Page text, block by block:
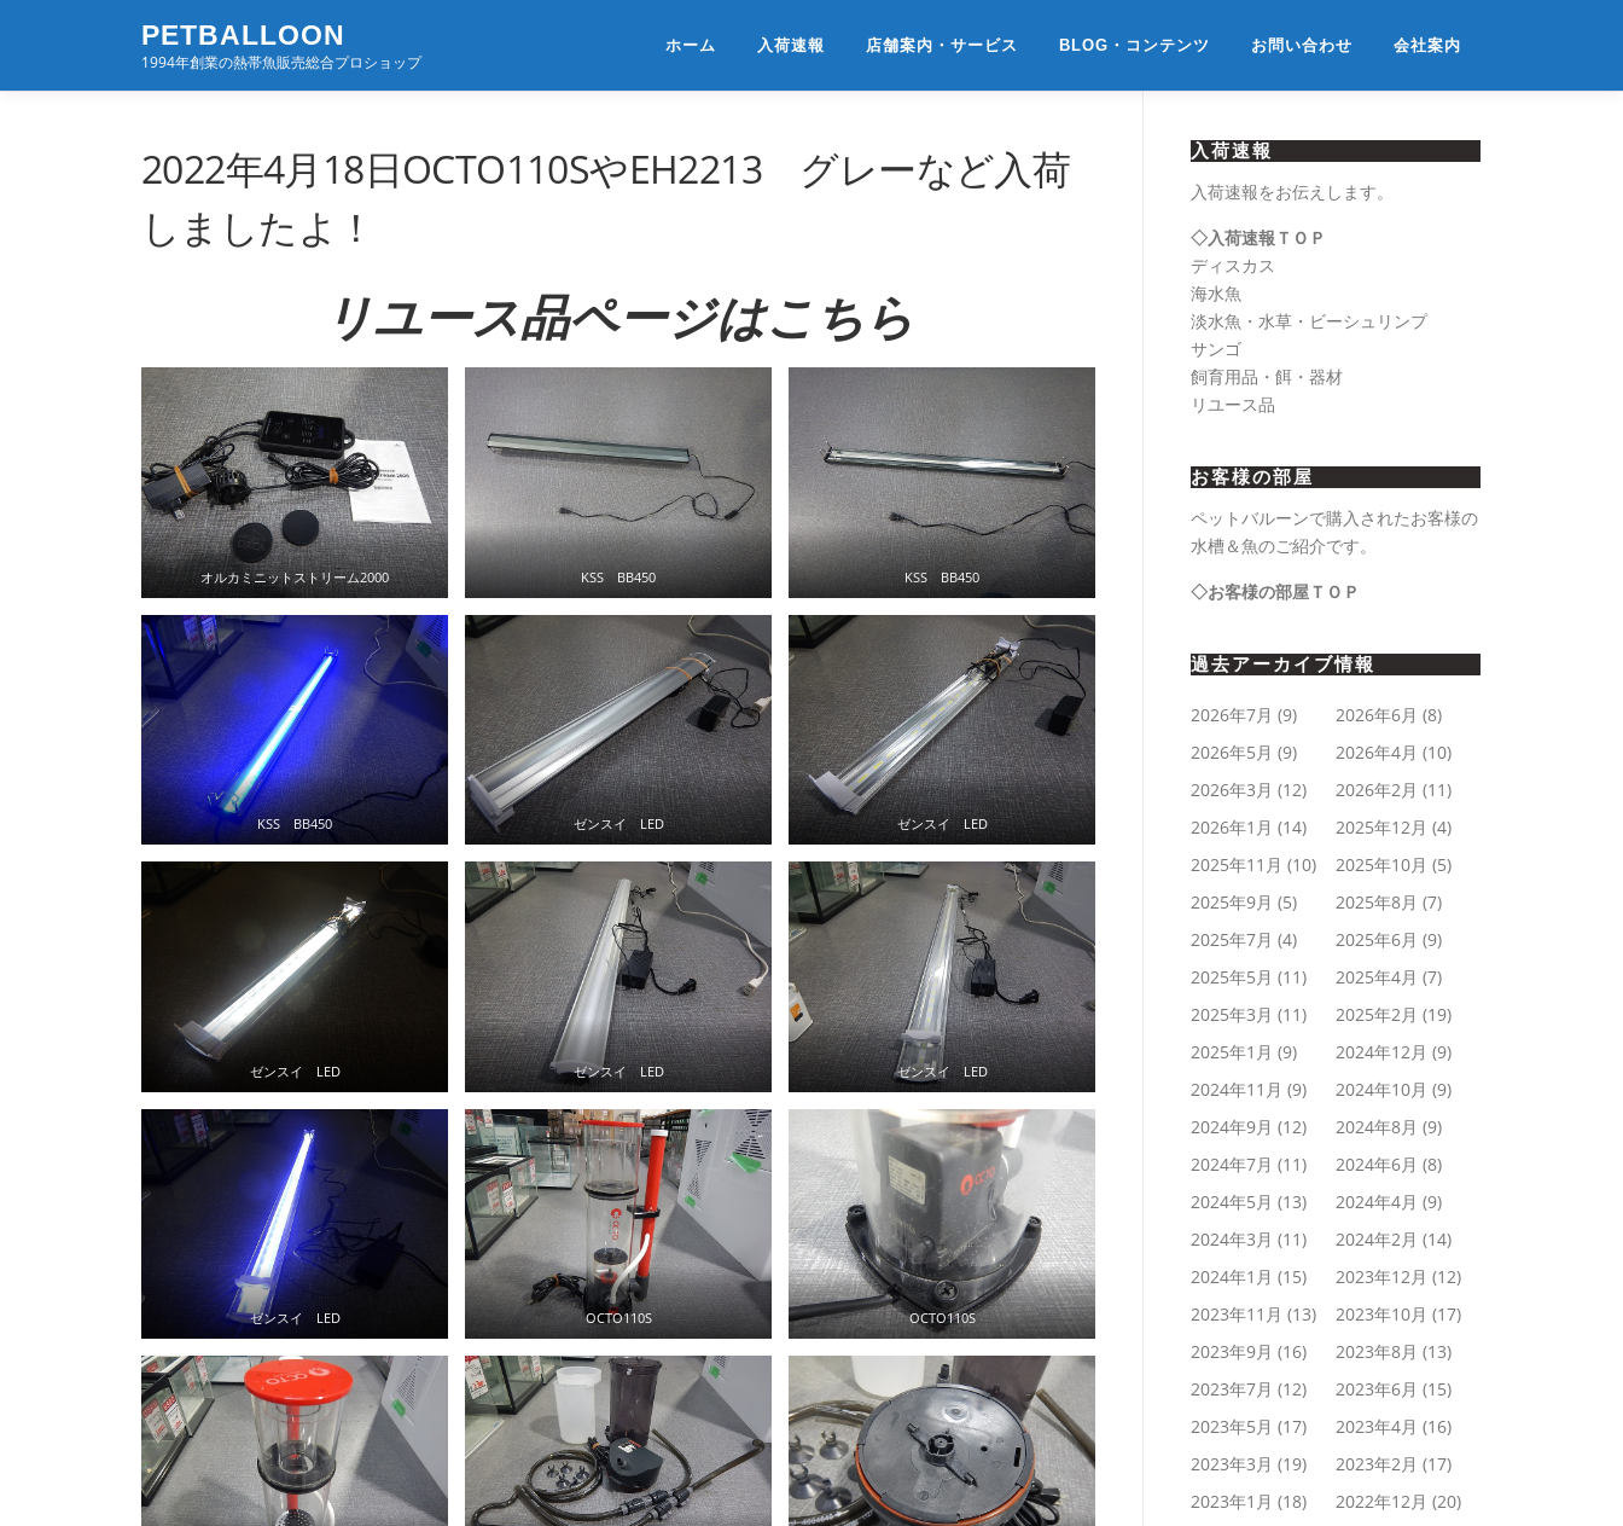
ン
PETBALLOON
1994年創業の熱帯魚販売総合プロショップ
ホーム 入荷速報 店舗案内・サービス BLOG・コンテンツ お問い合わせ 会社案内
2022年4月18日OCTO110SやEH2213 グレーなど入荷
しましたよ！
リユース品ページはこちら
オルカミニットストリーム2000 KSS BB450 KSS BB450
KSS BB450 ゼンスイ LED ゼンスイ LED
ゼンスイ LED ゼンスイ LED ゼンスイ LED
ゼンスイ LED OCTO110S OCTO110S
入荷速報
入荷速報をお伝えします。
◇入荷速報ＴＯＰ
ディスカス
海水魚
淡水魚・水草・ビーシュリンプ
サンゴ
飼育用品・餌・器材
リユース品
お客様の部屋
ペットバルーンで購入されたお客様の
水槽＆魚のご紹介です。
◇お客様の部屋ＴＯＰ
過去アーカイブ情報
2026年7月 (9) 2026年6月 (8)
2026年5月 (9) 2026年4月 (10)
2026年3月 (12) 2026年2月 (11)
2026年1月 (14) 2025年12月 (4)
2025年11月 (10) 2025年10月 (5)
2025年9月 (5) 2025年8月 (7)
2025年7月 (4) 2025年6月 (9)
2025年5月 (11) 2025年4月 (7)
2025年3月 (11) 2025年2月 (19)
2025年1月 (9) 2024年12月 (9)
2024年11月 (9) 2024年10月 (9)
2024年9月 (12) 2024年8月 (9)
2024年7月 (11) 2024年6月 (8)
2024年5月 (13) 2024年4月 (9)
2024年3月 (11) 2024年2月 (14)
2024年1月 (15) 2023年12月 (12)
2023年11月 (13) 2023年10月 (17)
2023年9月 (16) 2023年8月 (13)
2023年7月 (12) 2023年6月 (15)
2023年5月 (17) 2023年4月 (16)
2023年3月 (19) 2023年2月 (17)
2023年1月 (18) 2022年12月 (20)